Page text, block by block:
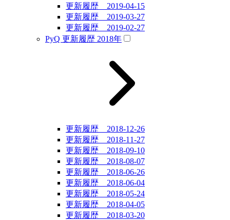
更新履歴 2019-04-15
更新履歴 2019-03-27
更新履歴 2019-02-27
PyQ 更新履歴 2018年
更新履歴 2018-12-26
更新履歴 2018-11-27
更新履歴 2018-09-10
更新履歴 2018-08-07
更新履歴 2018-06-26
更新履歴 2018-06-04
更新履歴 2018-05-24
更新履歴 2018-04-05
更新履歴 2018-03-20